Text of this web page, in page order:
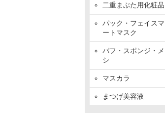
二重まぶた用化粧品
パック・フェイス
ートマスク
パフ・スポンジ・
シ
マスカラ
まつげ美容液